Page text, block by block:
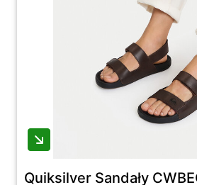
Quiksilver Sandały